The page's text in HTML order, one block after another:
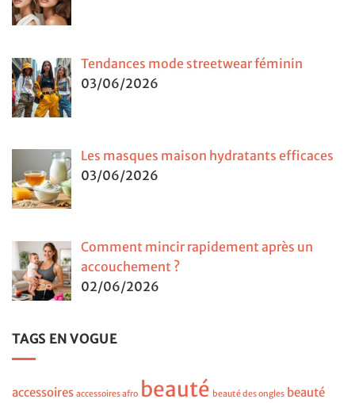
Tendances mode streetwear féminin
03/06/2026
Les masques maison hydratants efficaces
03/06/2026
Comment mincir rapidement après un
accouchement ?
02/06/2026
TAGS EN VOGUE
accessoires accessoires afro beauté beauté des ongles beauté